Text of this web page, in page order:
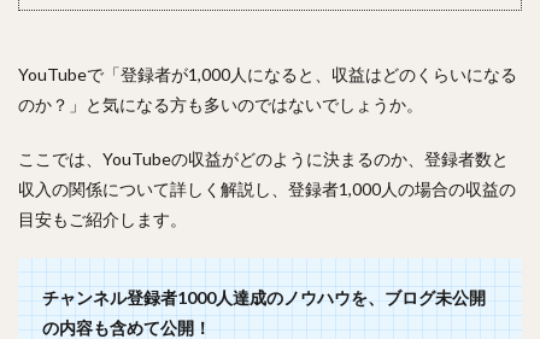
YouTubeで「登録者が1,000人になると、収益はどのくらいになる
のか？」と気になる方も多いのではないでしょうか。
ここでは、YouTubeの収益がどのように決まるのか、登録者数と
収入の関係について詳しく解説し、登録者1,000人の場合の収益の
目安もご紹介します。
チャンネル登録者1000人達成のノウハウを、ブログ未公開
の内容も含めて公開！